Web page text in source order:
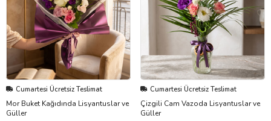
Cumartesi Ücretsiz Teslimat
Mor Buket Kağıdında Lisyantuslar ve
Güller
Cumartesi Ücretsiz Teslimat
Çizgili Cam Vazoda Lisyantuslar ve
Güller